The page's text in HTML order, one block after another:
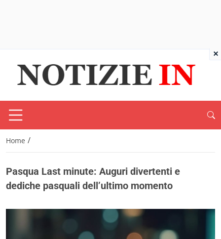
Home /
Pasqua Last minute: Auguri divertenti e
dediche pasquali dell’ultimo momento
×